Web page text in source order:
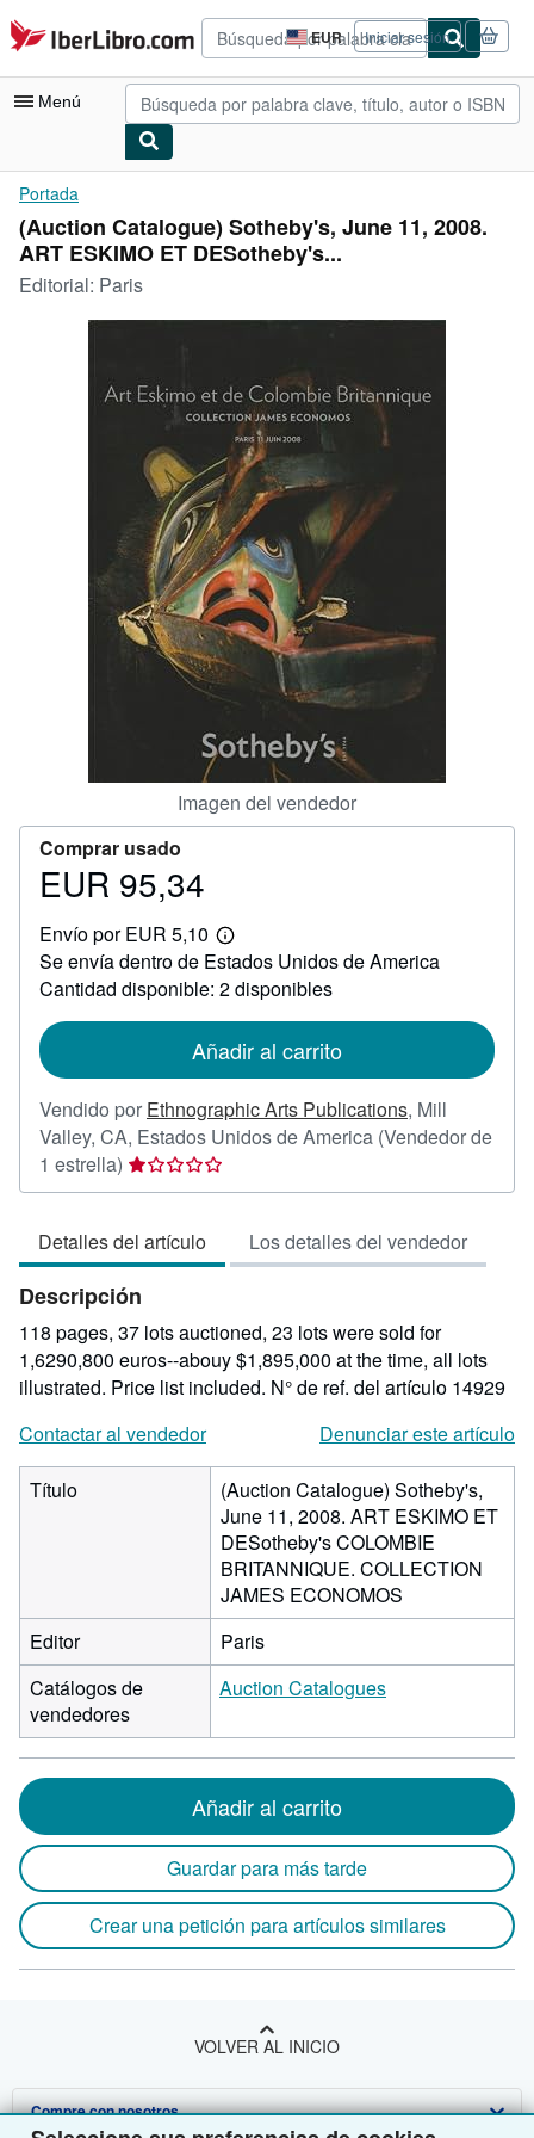
Pasar al contenido principal
IberLibro.com EUR
Preferencias
de
compra
del
Iniciar sesión
Menú
Mi cuenta
Consultar mis pedidos
Búsqueda avanzada
Colecciones
Arte y coleccionismo
Comenzar a vender
CERRAR
Portada
(Auction Catalogue) Sotheby's, June 11, 2008.
ART ESKIMO ET DESotheby's...
Editorial: Paris
Imagen del vendedor
Comprar usado
Precio
95,34
EUR 95,34
Envío por EUR 5,10
Más
información
sobre
las
envío
Se envía dentro de Estados Unidos de America
Cantidad disponible: 2 disponibles
Añadir al carrito
Vendido por Ethnographic Arts Publications, Mill
Valley, CA, Estados Unidos de America (Vendedor de
1 estrella) Calificación
del
1
de
5
estrellas
Detalles del artículo Los detalles del vendedor
Descripción
118 pages, 37 lots auctioned, 23 lots were sold for
1,6290,800 euros--abouy $1,895,000 at the time, all lots
illustrated. Price list included. N° de ref. del artículo 14929
Contactar al vendedor
Denunciar este artículo
Título
(Auction Catalogue) Sotheby's,
June 11, 2008. ART ESKIMO ET
DESotheby's COLOMBIE
BRITANNIQUE. COLLECTION
JAMES ECONOMOS
Editor
Paris
Catálogos de
vendedores
Auction Catalogues
Añadir al carrito
Guardar para más tarde
Crear una petición para artículos similares
VOLVER AL INICIO
Compre con nosotros